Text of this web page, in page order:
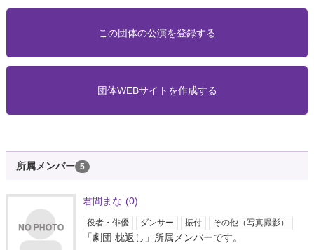
この団体の公演を登録する
団体WEBサイトを作成する
所属メンバー 5
君間まな (0)
役者・俳優 ダンサー 振付 その他（写真撮影）
「劇団 枕返し」所属メンバーです。